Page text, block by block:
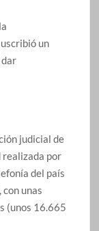
un
dar
judicial de
por
del país
unas
(unos 16.665